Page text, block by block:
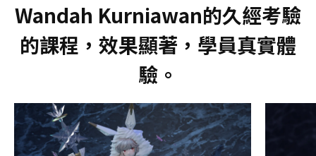
Wandah Kurniawan的久經考驗
的課程，效果顯著，學員真實體
驗。